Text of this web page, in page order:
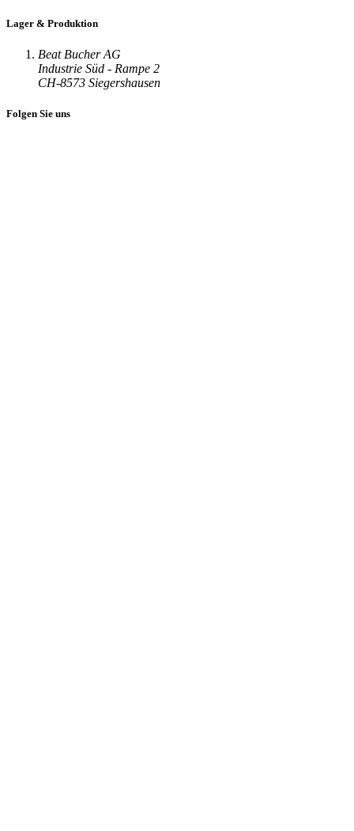
Lager & Produktion
Beat Bucher AG
Industrie Süd - Rampe 2
CH-8573 Siegershausen
Folgen Sie uns